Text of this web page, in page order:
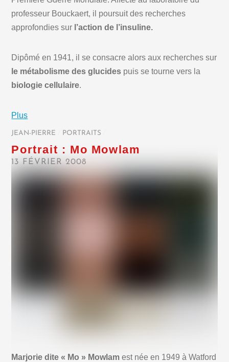
professeur Bouckaert, il poursuit des recherches
approfondies sur l’action de l’insuline.
Dipômé en 1941, il se consacre alors aux recherches sur
le métabolisme des glucides puis se tourne vers la
biologie cellulaire.
Plus
JEAN-PIERRE PORTRAITS
Portrait : Mo Mowlam
13 FÉVRIER 2008
Marjorie dite « Mo » Mowlam est née en 1949 à Watford